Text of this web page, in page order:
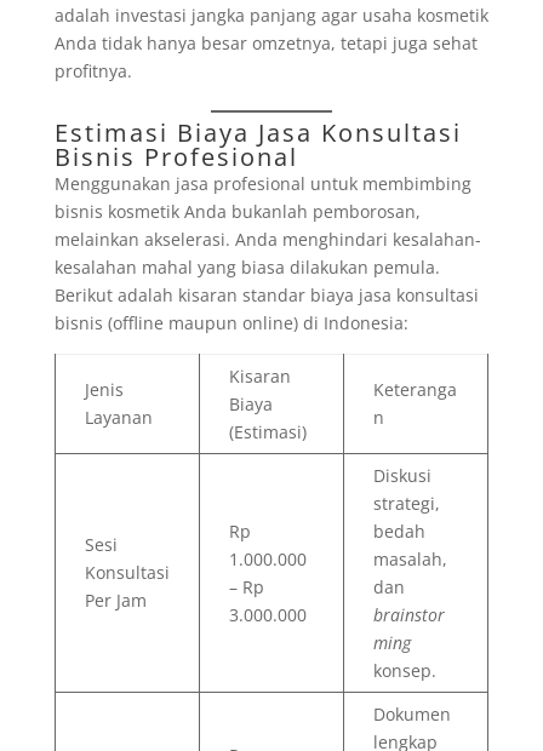
adalah investasi jangka panjang agar usaha kosmetik
Anda tidak hanya besar omzetnya, tetapi juga sehat
profitnya.
Estimasi Biaya Jasa Konsultasi
Bisnis Profesional
Menggunakan jasa profesional untuk membimbing
bisnis kosmetik Anda bukanlah pemborosan,
melainkan akselerasi. Anda menghindari kesalahan-
kesalahan mahal yang biasa dilakukan pemula.
Berikut adalah kisaran standar biaya jasa konsultasi
bisnis (offline maupun online) di Indonesia:
Jenis
Layanan
Kisaran
Biaya
(Estimasi)
Keteranga
n
Sesi
Konsultasi
Per Jam
Rp
1.000.000
– Rp
3.000.000
Diskusi
strategi,
bedah
masalah,
dan
brainstor
ming
konsep.
Dokumen
lengkap